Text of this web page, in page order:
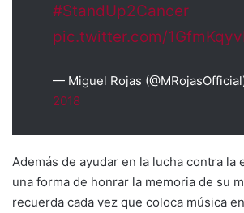
#StandUp2Cancer
pic.twitter.com/
— Miguel Rojas
2018
Además de ayudar en la lucha contra la
una forma de honrar la memoria de su
recuerda cada vez que coloca música